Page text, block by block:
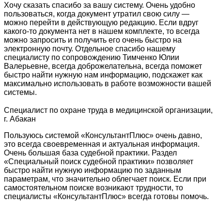
Хочу сказать спасибо за вашу систему. Очень удобно
пользоваться, когда документ утратил свою силу —
можно перейти в действующую редакцию. Если вдруг
какого-то документа нет в нашем комплекте, то всегда
можно запросить и получить его очень быстро на
электронную почту. Отдельное спасибо нашему
специалисту по сопровождению Тимченко Юлии
Валерьевне, всегда доброжелательна, всегда поможет
быстро найти нужную нам информацию, подскажет как
максимально использовать в работе возможности вашей
системы.
Специалист по охране труда в медицинской организации,
г. Абакан
Пользуюсь системой «КонсультантПлюс» очень давно,
это всегда своевременная и актуальная информация.
Очень большая база судебной практики. Раздел
«Специальный поиск судебной практики» позволяет
быстро найти нужную информацию по заданным
параметрам, что значительно облегчает поиск. Если при
самостоятельном поиске возникают трудности, то
специалисты «КонсультантПлюс» всегда готовы помочь.